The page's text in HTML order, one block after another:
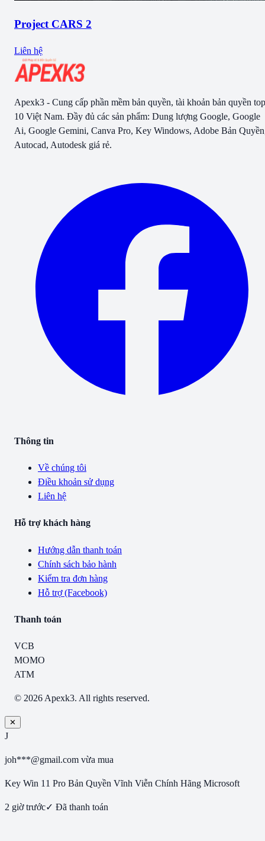
Project CARS 2
Liên hệ
Apexk3 - Cung cấp phần mềm bản quyền, tài khoản bản quyền top
10 Việt Nam. Đầy đủ các sản phẩm: Dung lượng Google, Google
Ai, Google Gemini, Canva Pro, Key Windows, Adobe Bản
Autocad, Autodesk giá rẻ.
Thông tin
Về chúng tôi
Điều khoản sử dụng
Liên hệ
Hỗ trợ khách hàng
Hướng dẫn thanh toán
Chính sách bảo hành
Kiểm tra đơn hàng
Hỗ trợ (Facebook)
Thanh toán
VCB
MOMO
ATM
© 2026 Apexk3. All rights reserved.
✕
J
joh***@gmail.com vừa mua
Key Win 11 Pro Bản Quyền Vĩnh Viễn Chính Hãng Microsoft
2 giờ trước✓ Đã thanh toán